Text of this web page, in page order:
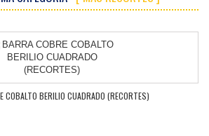
COBALTO BERILIO CUADRADO (RECORTES)